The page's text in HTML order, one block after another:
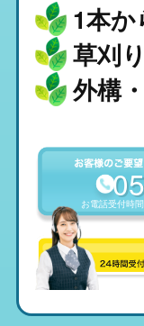
1本
草刈
外構
お電話受付